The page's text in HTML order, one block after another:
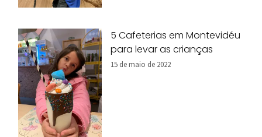
5 Cafeterias em Montevidéu
para levar as crianças
15 de maio de 2022